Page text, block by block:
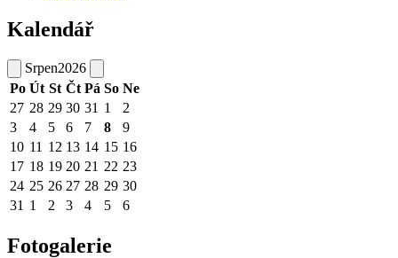
Kalendář
Srpen2026
Po Út St Čt Pá So Ne
27 28 29 30 31 1
2
3
4 5 6 7 8
9
10 11 12 13 14 15 16
17 18 19 20 21 22 23
24 25 26 27 28 29 30
31 1 2 3 4 5 6
Fotogalerie